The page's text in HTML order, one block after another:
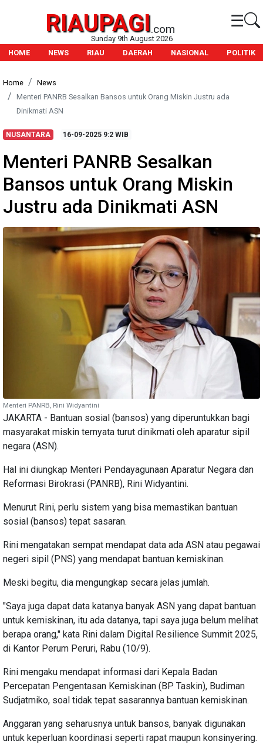
RIAUPAGI.com ☰
Sunday 9th August 2026
HOME
NEWS RIAU DAERAH NASIONAL POLITIK
Home
News
Menteri PANRB Sesalkan Bansos untuk Orang Miskin Justru ada
Dinikmati ASN
NUSANTARA 16-09-2025 9:2 WIB
Menteri PANRB Sesalkan
Bansos untuk Orang Miskin
Justru ada Dinikmati ASN
Menteri PANRB, Rini Widyantini
JAKARTA - Bantuan sosial (bansos) yang diperuntukkan bagi
masyarakat miskin ternyata turut dinikmati oleh aparatur sipil
negara (ASN).
Hal ini diungkap Menteri Pendayagunaan Aparatur Negara dan
Reformasi Birokrasi (PANRB), Rini Widyantini.
Menurut Rini, perlu sistem yang bisa memastikan bantuan
sosial (bansos) tepat sasaran.
Rini mengatakan sempat mendapat data ada ASN atau pegawai
negeri sipil (PNS) yang mendapat bantuan kemiskinan.
Meski begitu, dia mengungkap secara jelas jumlah.
"Saya juga dapat data katanya banyak ASN yang dapat bantuan
untuk kemiskinan, itu ada datanya, tapi saya juga belum melihat
berapa orang," kata Rini dalam Digital Resilience Summit 2025,
di Kantor Perum Peruri, Rabu (10/9).
Rini mengaku mendapat informasi dari Kepala Badan
Percepatan Pengentasan Kemiskinan (BP Taskin), Budiman
Sudjatmiko, soal tidak tepat sasarannya bantuan kemiskinan.
Anggaran yang seharusnya untuk bansos, banyak digunakan
untuk keperluan koordinasi seperti rapat maupun konsinyering.